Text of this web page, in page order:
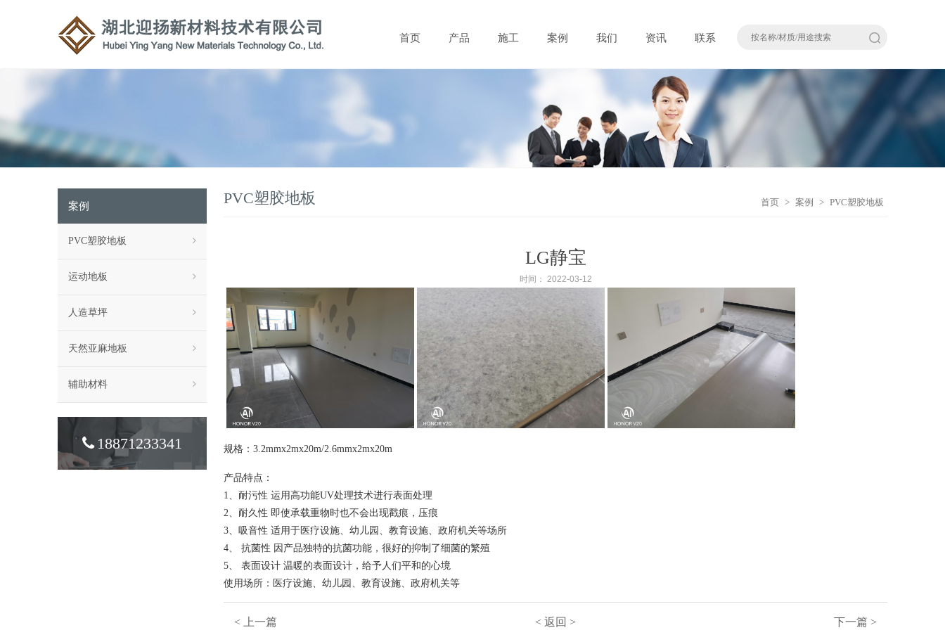
首页 产品 施工 案例 我们 资讯 联系
案例
PVC塑胶地板
运动地板
人造草坪
天然亚麻地板
辅助材料
18871233341
PVC塑胶地板 首页 > 案例 > PVC塑胶地板
LG静宝
时间： 2022-03-12
规格：3.2mmx2mx20m/2.6mmx2mx20m
产品特点：
1、耐污性 运用高功能UV处理技术进行表面处理
2、耐久性 即使承载重物时也不会出现戳痕，压痕
3、吸音性 适用于医疗设施、幼儿园、教育设施、政府机关等场所
4、 抗菌性 因产品独特的抗菌功能，很好的抑制了细菌的繁殖
5、 表面设计 温暖的表面设计，给予人们平和的心境
使用场所：医疗设施、幼儿园、教育设施、政府机关等
< 上一篇 < 返回 > 下一篇 >